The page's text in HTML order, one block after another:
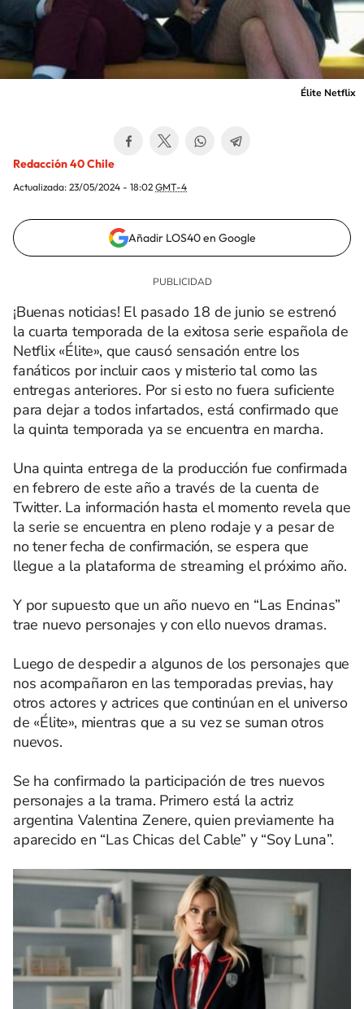
Élite Netflix
Redacción 40 Chile
Actualizada: 23/05/2024 - 18:02 GMT-4
Añadir LOS40 en Google
¡Buenas noticias! El pasado 18 de junio se estrenó
la cuarta temporada de la exitosa serie española de
Netflix «Élite», que causó sensación entre los
fanáticos por incluir caos y misterio tal como las
entregas anteriores. Por si esto no fuera suficiente
para dejar a todos infartados, está confirmado que
la quinta temporada ya se encuentra en marcha.
Una quinta entrega de la producción fue confirmada
en febrero de este año a través de la cuenta de
Twitter. La información hasta el momento revela que
la serie se encuentra en pleno rodaje y a pesar de
no tener fecha de confirmación, se espera que
llegue a la plataforma de streaming el próximo año.
Y por supuesto que un año nuevo en “Las Encinas”
trae nuevo personajes y con ello nuevos dramas.
Luego de despedir a algunos de los personajes que
nos acompañaron en las temporadas previas, hay
otros actores y actrices que continúan en el universo
de «Élite», mientras que a su vez se suman otros
nuevos.
Se ha confirmado la participación de tres nuevos
personajes a la trama. Primero está la actriz
argentina Valentina Zenere, quien previamente ha
aparecido en “Las Chicas del Cable” y “Soy Luna”.